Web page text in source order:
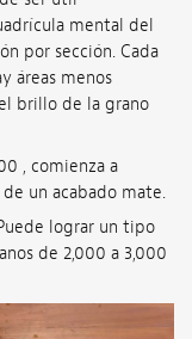
mental del
por sección. Cada
áreas menos
brillo de la grano
, comienza a
un acabado mate.
lograr un tipo
de 2,000 a 3,000